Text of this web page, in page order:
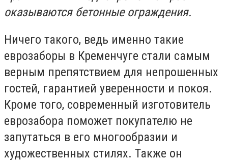
оказываются бетонные ограждения.
Ничего такого, ведь именно такие
еврозаборы в Кременчуге стали самым
верным препятствием для непрошенных
гостей, гарантией уверенности и покоя.
Кроме того, современный изготовитель
еврозабора поможет покупателю не
запутаться в его многообразии и
художественных стилях. Также он